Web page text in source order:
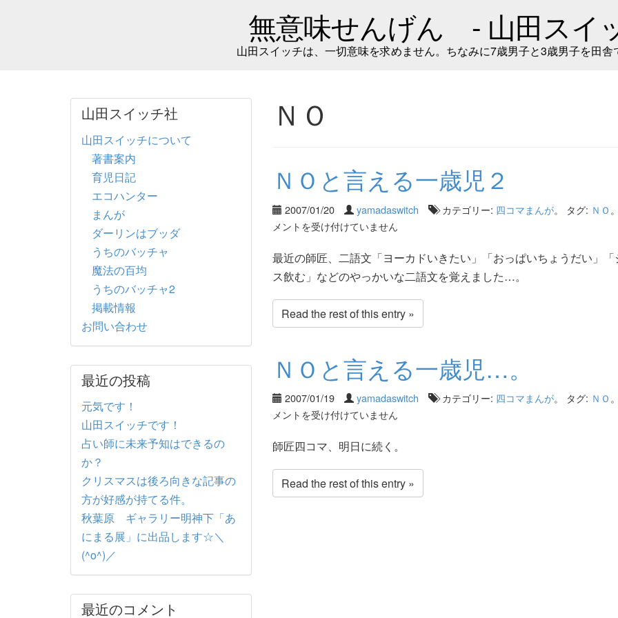
無意味せんげん - 山田スイ
山田スイッチは、一切意味を求めません。ちなみに7歳男子と3歳男子を田舎
ＮＯ
ＮＯと言える一歳児２
2007/01/20 yamadaswitch カテゴリー: 四コマまんが。 タグ: ＮＯ
メントを受け付けていません
最近の師匠、二語文「ヨーカドいきたい」「おっぱいちょうだい」「
ス飲む」などのやっかいな二語文を覚えました…。
Read the rest of this entry »
ＮＯと言える一歳児…。
2007/01/19 yamadaswitch カテゴリー: 四コマまんが。 タグ: ＮＯ
メントを受け付けていません
師匠四コマ、明日に続く。
Read the rest of this entry »
山田スイッチ社
山田スイッチについて
著書案内
育児日記
エコハンター
まんが
ダーリンはブッダ
うちのバッチャ
魔法の百均
うちのバッチャ2
掲載情報
お問い合わせ
最近の投稿
元気です！
山田スイッチです！
占い師に未来予知はできるの
か？
クリスマスは後ろ向きな記事の
方が好感が持てる件。
秋葉原 ギャラリー明神下「あ
にまる展」に出品します☆＼
(^o^)／
最近のコメント